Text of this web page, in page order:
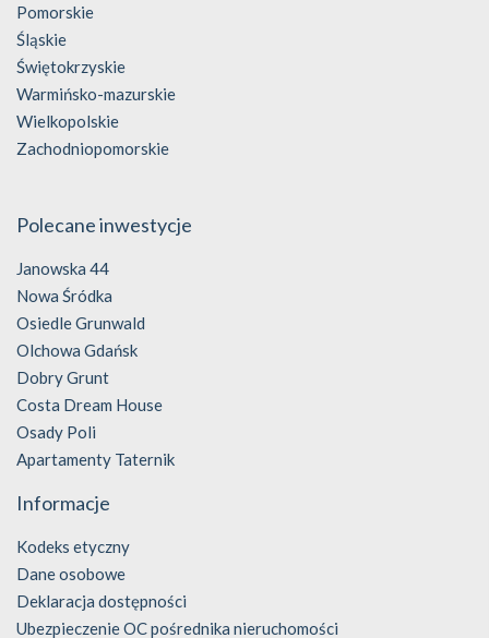
Pomorskie
Śląskie
Świętokrzyskie
Warmińsko-mazurskie
Wielkopolskie
Zachodniopomorskie
Polecane inwestycje
Janowska 44
Nowa Śródka
Osiedle Grunwald
Olchowa Gdańsk
Dobry Grunt
Costa Dream House
Osady Poli
Apartamenty Taternik
Informacje
Kodeks etyczny
Dane osobowe
Deklaracja dostępności
Ubezpieczenie OC pośrednika nieruchomości